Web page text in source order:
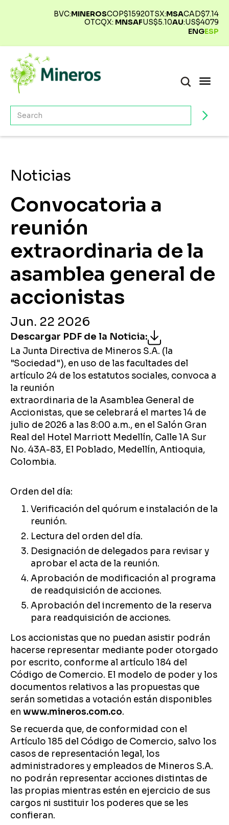
BVC:MINEROSCOP$15920TSX:MSACAD$7.14
OTCQX: MNSAFUS$5.10AU:US$4079
ENGESP
Noticias
Convocatoria a
reunión
extraordinaria de la
asamblea general de
accionistas
Jun. 22 2026
Descargar PDF de la Noticia:
La Junta Directiva de Mineros S.A. (la
"Sociedad"), en uso de las facultades del
artículo 24 de los estatutos sociales, convoca a
la reunión
extraordinaria de la Asamblea General de
Accionistas, que se celebrará el martes 14 de
julio de 2026 a las 8:00 a.m., en el Salón Gran
Real del Hotel Marriott Medellín, Calle 1A Sur
No. 43A-83, El Poblado, Medellín, Antioquia,
Colombia.
Orden del día:
Verificación del quórum e instalación de la
reunión.
Lectura del orden del día.
Designación de delegados para revisar y
aprobar el acta de la reunión.
Aprobación de modificación al programa
de readquisición de acciones.
Aprobación del incremento de la reserva
para readquisición de acciones.
Los accionistas que no puedan asistir podrán
hacerse representar mediante poder otorgado
por escrito, conforme al artículo 184 del
Código de Comercio. El modelo de poder y los
documentos relativos a las propuestas que
serán sometidas a votación están disponibles
en www.mineros.com.co.
Se recuerda que, de conformidad con el
Artículo 185 del Código de Comercio, salvo los
casos de representación legal, los
administradores y empleados de Mineros S.A.
no podrán representar acciones distintas de
las propias mientras estén en ejercicio de sus
cargos ni sustituir los poderes que se les
confieran.